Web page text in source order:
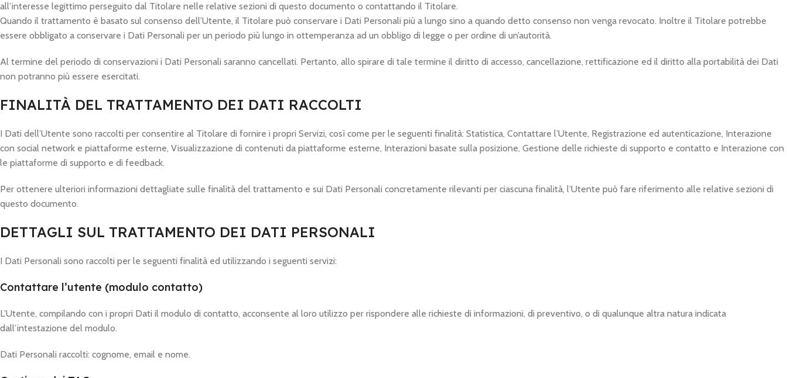
all’interesse legittimo perseguito dal Titolare nelle relative sezioni di questo documento o contattando il Titolare.
Quando il trattamento è basato sul consenso dell’Utente, il Titolare può conservare i Dati Personali più a lungo sino a quando detto consenso non venga revocato. Inoltre il Titolare potrebbe
essere obbligato a conservare i Dati Personali per un periodo più lungo in ottemperanza ad un obbligo di legge o per ordine di un’autorità.
Al termine del periodo di conservazioni i Dati Personali saranno cancellati. Pertanto, allo spirare di tale termine il diritto di accesso, cancellazione, rettificazione ed il diritto alla portabilità dei Dati
non potranno più essere esercitati.
FINALITÀ DEL TRATTAMENTO DEI DATI RACCOLTI
I Dati dell’Utente sono raccolti per consentire al Titolare di fornire i propri Servizi, così come per le seguenti finalità: Statistica, Contattare l’Utente, Registrazione ed autenticazione, Interazione
con social network e piattaforme esterne, Visualizzazione di contenuti da piattaforme esterne, Interazioni basate sulla posizione, Gestione delle richieste di supporto e contatto e Interazione con
le piattaforme di supporto e di feedback.
Per ottenere ulteriori informazioni dettagliate sulle finalità del trattamento e sui Dati Personali concretamente rilevanti per ciascuna finalità, l’Utente può fare riferimento alle relative sezioni di
questo documento.
DETTAGLI SUL TRATTAMENTO DEI DATI PERSONALI
I Dati Personali sono raccolti per le seguenti finalità ed utilizzando i seguenti servizi:
Contattare l’utente (modulo contatto)
L’Utente, compilando con i propri Dati il modulo di contatto, acconsente al loro utilizzo per rispondere alle richieste di informazioni, di preventivo, o di qualunque altra natura indicata
dall’intestazione del modulo.
Dati Personali raccolti: cognome, email e nome.